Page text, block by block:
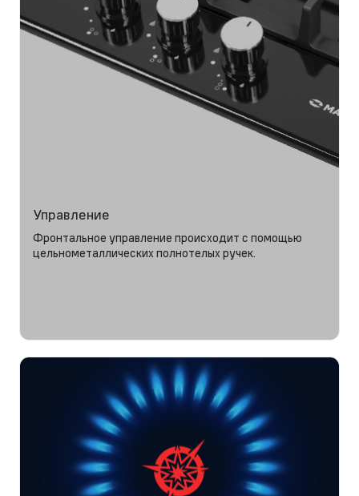
Управление
Фронтальное управление происходит с помощью
цельнометаллических полнотелых ручек.